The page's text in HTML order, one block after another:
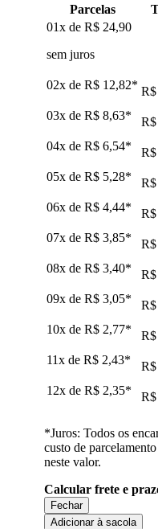
Parcelas
01x de R$ 24,90
sem juros
02x de R$ 12,82*
03x de R$ 8,63*
04x de R$ 6,54*
05x de R$ 5,28*
R$
06x de R$ 4,44*
07x de R$ 3,85*
08x de R$ 3,40*
09x de R$ 3,05*
10x de R$ 2,77*
R$
11x de R$ 2,43*
R$
12x de R$ 2,35*
*Juros: Todos os
custo de
neste valor.
Calcular frete e
Fechar
Adicionar à sacola